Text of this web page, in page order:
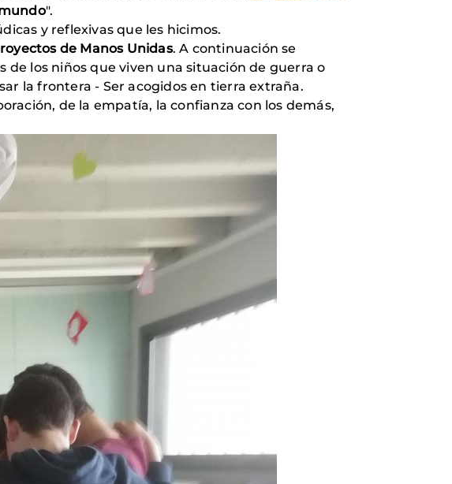
".
y reflexivas que les hicimos.
de Manos Unidas. A continuación se
los niños que viven una situación de guerra o
la frontera - Ser acogidos en tierra extraña.
de la empatía, la confianza con los demás,